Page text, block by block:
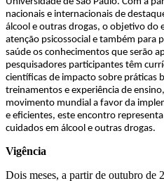
nacionais e internacionais de
álcool e outras drogas, o objetivo do
atenção psicossocial e também para
saúde os conhecimentos que serão
pesquisadores participantes têm
científicas de impacto sobre práticas
treinamentos e experiência de
movimento mundial a favor da
e eficientes, este encontro
cuidados em álcool e outras drogas.
Vigência
Dois meses, a partir de outubro de